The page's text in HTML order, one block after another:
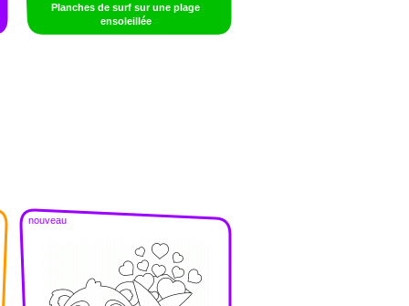
Planches de surf sur une plage
ensoleillée
nouveau